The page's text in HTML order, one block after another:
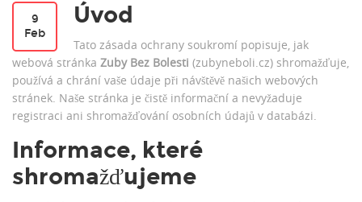
9
Feb
Úvod
Tato zásada ochrany soukromí popisuje, jak
webová stránka Zuby Bez Bolesti (zubyneboli.cz) shromažďuje,
používá a chrání vaše údaje při návštěvě našich webových
stránek. Naše stránka je čistě informační a nevyžaduje
registraci ani shromažďování osobních údajů v databázi.
Informace, které
shromažďujeme